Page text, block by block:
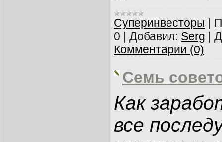
Суперинвесторы
0
Добавил: Serg
Комментарии (0)
Семь
Как
все